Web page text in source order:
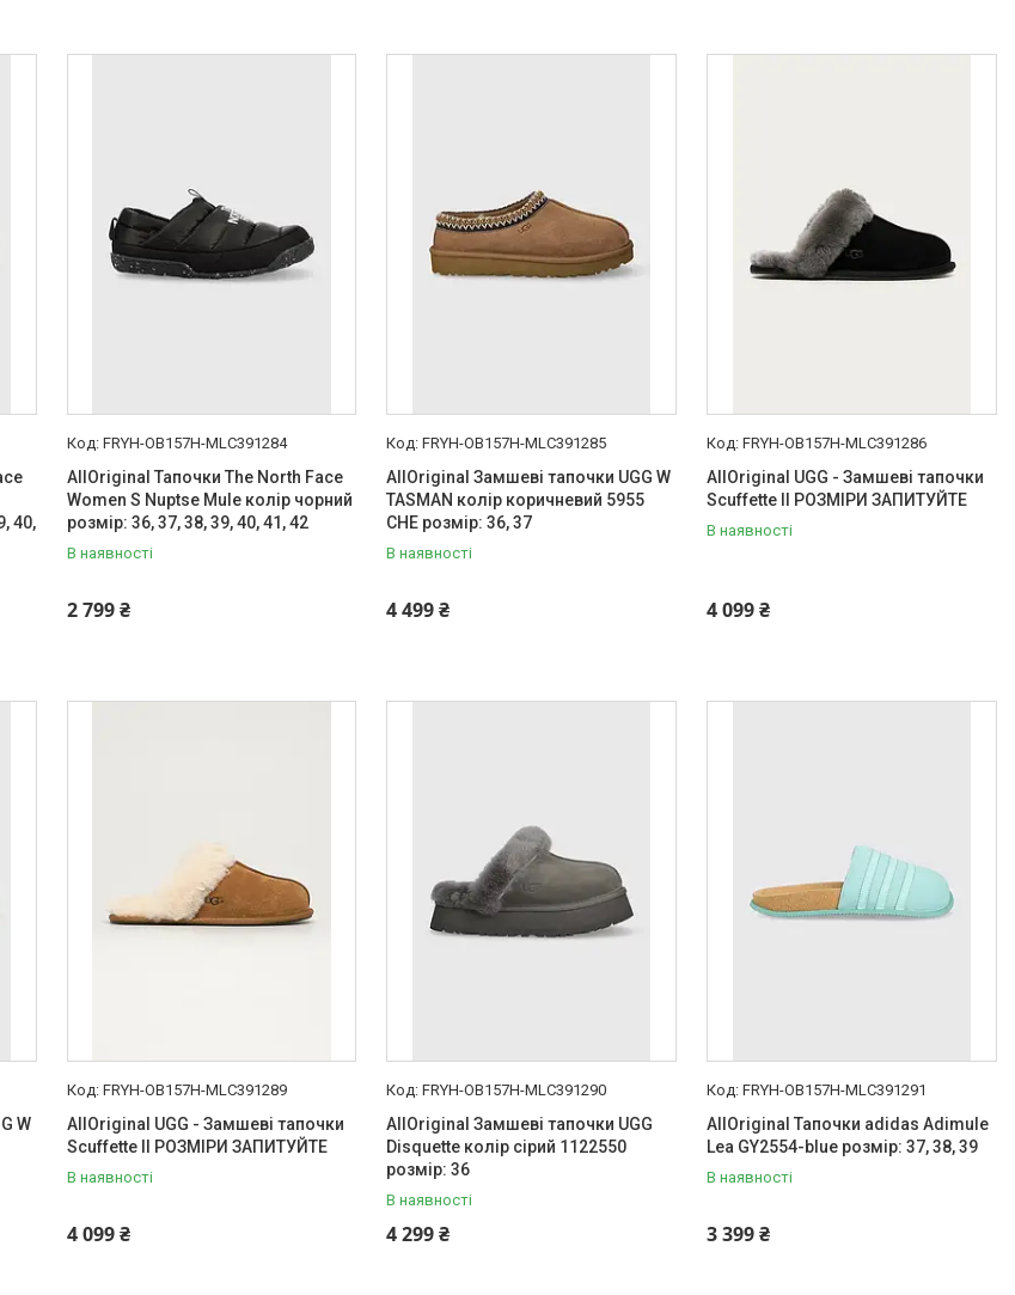
40,
FRYH-OB157H-MLC391284
AllOriginal Тапочки The North Face
Women S Nuptse Mule колір чорний
розмір: 36, 37, 38, 39, 40, 41, 42
В наявності
2 799 ₴
FRYH-OB157H-MLC391285
AllOriginal Замшеві тапочки UGG W
TASMAN колір коричневий 5955
CHE розмір: 36, 37
В наявності
4 499 ₴
FRYH-OB157H-MLC391286
AllOriginal UGG - Замшеві тапочки
Scuffette II РОЗМІРИ ЗАПИТУЙТЕ
В наявності
4 099 ₴
W
FRYH-OB157H-MLC391289
AllOriginal UGG - Замшеві тапочки
Scuffette II РОЗМІРИ ЗАПИТУЙТЕ
В наявності
4 099 ₴
FRYH-OB157H-MLC391290
AllOriginal Замшеві тапочки UGG
Disquette колір сірий 1122550
розмір: 36
В наявності
4 299 ₴
FRYH-OB157H-MLC391291
AllOriginal Тапочки adidas Adimule
Lea GY2554-blue розмір: 37, 38, 39
В наявності
3 399 ₴